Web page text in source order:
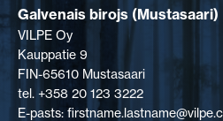
Galvenais birojs (Mustasaari)
VILPE Oy
Kauppatie 9
FIN-65610 Mustasaari
tel. +358 20 123 3222
E-pasts: